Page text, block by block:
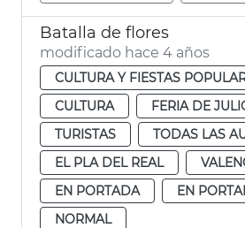
Batalla de flores
modificado hace 4 años
CULTURA Y FIESTAS
CULTURA
FERIA DE
TURISTAS
TODAS LAS
EL PLA DEL REAL
EN PORTADA
EN
NORMAL